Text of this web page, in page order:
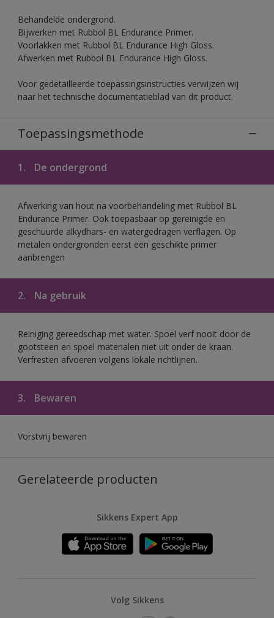
Behandelde ondergrond.
Bijwerken met Rubbol BL Endurance Primer.
Voorlakken met Rubbol BL Endurance High Gloss.
Afwerken met Rubbol BL Endurance High Gloss.
Voor gedetailleerde toepassingsinstructies verwijzen wij
naar het technische documentatieblad van dit product.
Toepassingsmethode
1. De ondergrond
Afwerking van hout na voorbehandeling met Rubbol BL
Endurance Primer. Ook toepasbaar op gereinigde en
geschuurde alkydhars- en watergedragen verflagen. Op
metalen ondergronden eerst een geschikte primer
aanbrengen
2. Na gebruik
Reiniging gereedschap met water. Spoel verf nooit door de
gootsteen en spoel materialen niet uit onder de kraan.
Verfresten afvoeren volgens lokale richtlijnen.
3. Bewaren
Vorstvrij bewaren
Gerelateerde producten
Sikkens Expert App
Volg Sikkens